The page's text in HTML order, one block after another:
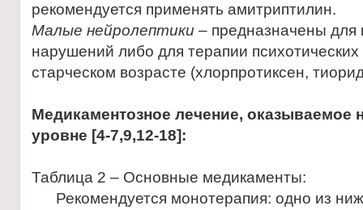
рекомендуется применять амитриптилин.
Малые нейролептики – предназначены для
нарушений либо для терапии
старческом возрасте (хлорпротиксен,
Медикаментозное лечение, оказываемое
уровне [4-7,9,12-18]:
Таблица 2 – Основные медикаменты:
Рекомендуется монотерапия: одно из